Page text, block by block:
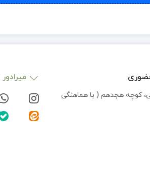
کوچه هجدهم ( با هماهنگی
میرادور